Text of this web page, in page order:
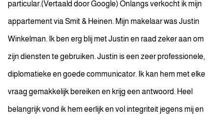
particular.(Vertaald door Google) Onlangs verkocht ik mijn
appartement via Smit & Heinen. Mijn makelaar was Justin
Winkelman. Ik ben erg blij met Justin en raad zeker aan om
zijn diensten te gebruiken. Justin is een zeer professionele,
diplomatieke en goede communicator. Ik kan hem met elke
vraag gemakkelijk bereiken en krijg een antwoord. Heel
belangrijk vond ik hem eerlijk en vol integriteit jegens mij en